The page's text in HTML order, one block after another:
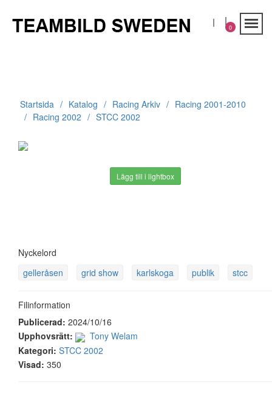
0
Startsida Katalog Racing Arkiv
Racing 2001-2010
Racing 2002
STCC 2002
Lägg till i lightbox
Nyckelord
gelleråsen
grid show karlskoga publik stcc
Filinformation
Publicerad: 2024/10/16
Upphovsrätt:
Tony Welam
Kategori: STCC 2002
Visad: 350